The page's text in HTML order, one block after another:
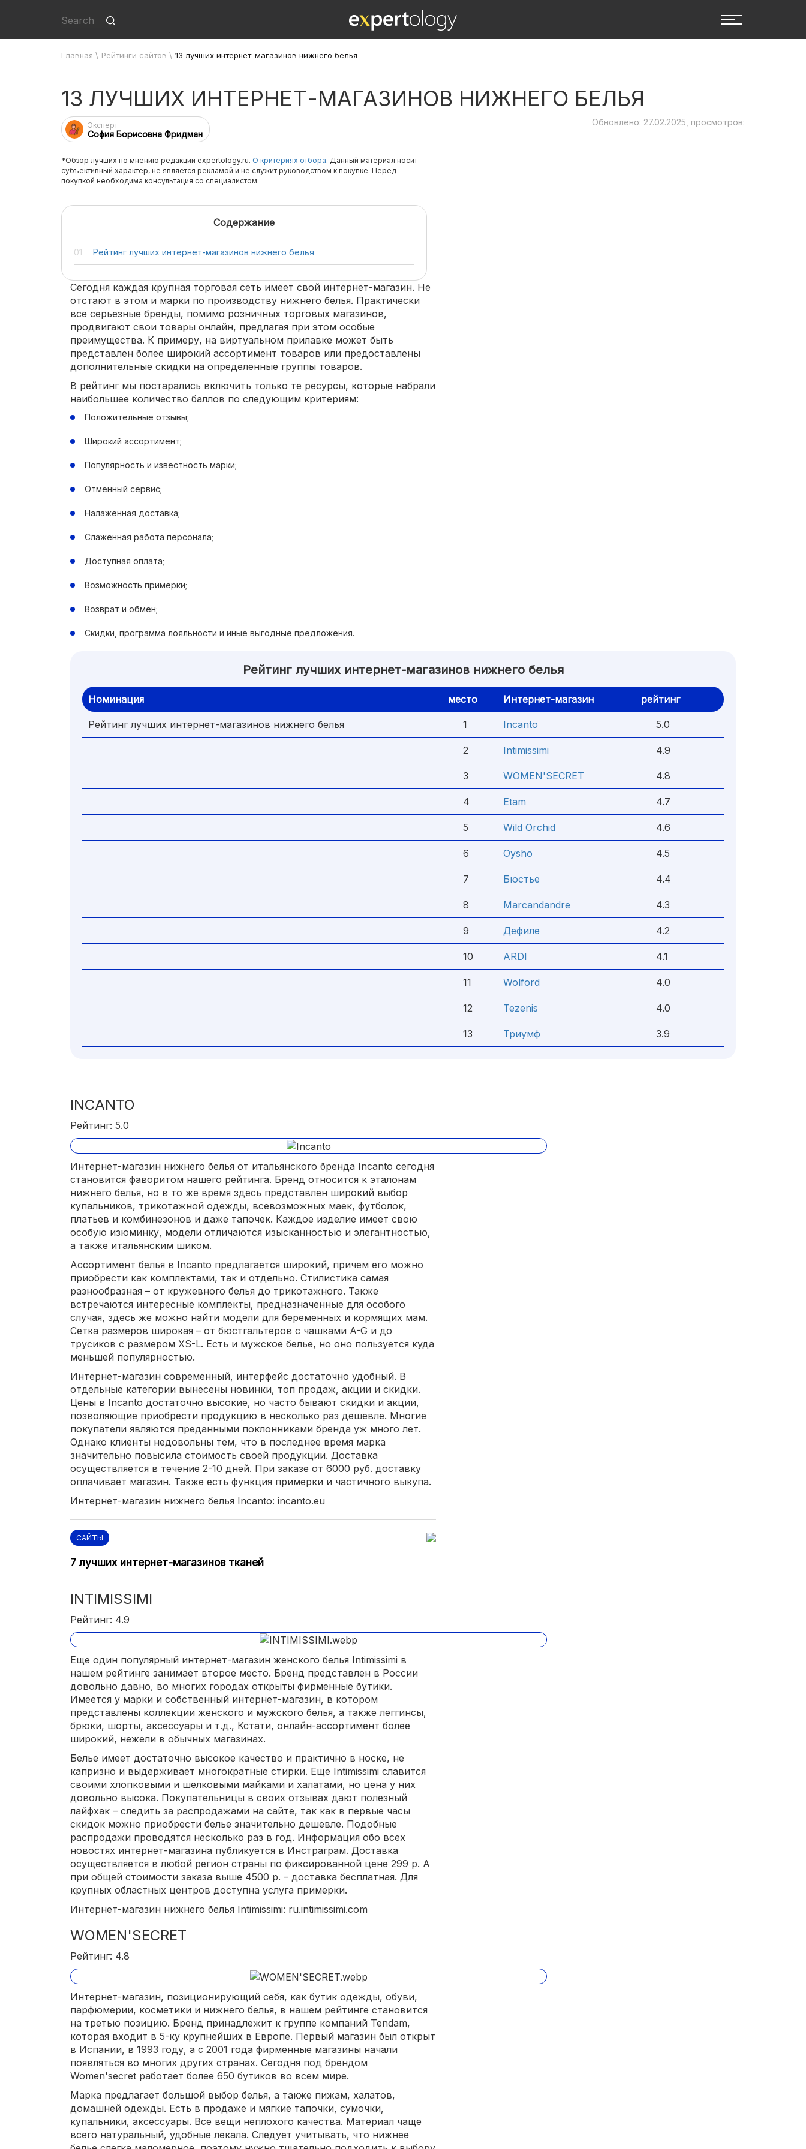
Главная \ Рейтинги сайтов \ 13 лучших интернет-магазинов нижнего белья
13 ЛУЧШИХ ИНТЕРНЕТ-МАГАЗИНОВ НИЖНЕГО БЕЛЬЯ
Эксперт
София Борисовна Фридман
Обновлено: 27.02.2025, просмотров:
*Обзор лучших по мнению редакции expertology.ru. О критериях отбора. Данный материал носит
субъективный характер, не является рекламой и не служит руководством к покупке. Перед
покупкой необходима консультация со специалистом.
Содержание
Рейтинг лучших интернет-магазинов нижнего белья
Сегодня каждая крупная торговая сеть имеет свой интернет-магазин. Не
отстают в этом и марки по производству нижнего белья. Практически
все серьезные бренды, помимо розничных торговых магазинов,
продвигают свои товары онлайн, предлагая при этом особые
преимущества. К примеру, на виртуальном прилавке может быть
представлен более широкий ассортимент товаров или предоставлены
дополнительные скидки на определенные группы товаров.
В рейтинг мы постарались включить только те ресурсы, которые набрали
наибольшее количество баллов по следующим критериям:
Положительные отзывы;
Широкий ассортимент;
Популярность и известность марки;
Отменный сервис;
Налаженная доставка;
Слаженная работа персонала;
Доступная оплата;
Возможность примерки;
Возврат и обмен;
Скидки, программа лояльности и иные выгодные предложения.
Рейтинг лучших интернет-магазинов нижнего белья
Номинация место Интернет-магазин рейтинг
Рейтинг лучших интернет-магазинов нижнего белья 1 Incanto 5.0
2 Intimissimi 4.9
3 WOMEN'SECRET 4.8
4 Etam 4.7
5 Wild Orchid 4.6
6 Oysho 4.5
7 Бюстье 4.4
8 Marcandandre 4.3
9 Дефиле 4.2
10 ARDI 4.1
11 Wolford 4.0
12 Tezenis 4.0
13 Триумф 3.9
INCANTO
Рейтинг: 5.0
Интернет-магазин нижнего белья от итальянского бренда Incanto сегодня
становится фаворитом нашего рейтинга. Бренд относится к эталонам
нижнего белья, но в то же время здесь представлен широкий выбор
купальников, трикотажной одежды, всевозможных маек, футболок,
платьев и комбинезонов и даже тапочек. Каждое изделие имеет свою
особую изюминку, модели отличаются изысканностью и элегантностью,
а также итальянским шиком.
Ассортимент белья в Incanto предлагается широкий, причем его можно
приобрести как комплектами, так и отдельно. Стилистика самая
разнообразная – от кружевного белья до трикотажного. Также
встречаются интересные комплекты, предназначенные для особого
случая, здесь же можно найти модели для беременных и кормящих мам.
Сетка размеров широкая – от бюстгальтеров с чашками A-G и до
трусиков с размером XS-L. Есть и мужское белье, но оно пользуется куда
меньшей популярностью.
Интернет-магазин современный, интерфейс достаточно удобный. В
отдельные категории вынесены новинки, топ продаж, акции и скидки.
Цены в Incanto достаточно высокие, но часто бывают скидки и акции,
позволяющие приобрести продукцию в несколько раз дешевле. Многие
покупатели являются преданными поклонниками бренда уж много лет.
Однако клиенты недовольны тем, что в последнее время марка
значительно повысила стоимость своей продукции. Доставка
осуществляется в течение 2-10 дней. При заказе от 6000 руб. доставку
оплачивает магазин. Также есть функция примерки и частичного выкупа.
Интернет-магазин нижнего белья Incanto: incanto.eu
САЙТЫ
7 лучших интернет-магазинов тканей
INTIMISSIMI
Рейтинг: 4.9
Еще один популярный интернет-магазин женского белья Intimissimi в
нашем рейтинге занимает второе место. Бренд представлен в России
довольно давно, во многих городах открыты фирменные бутики.
Имеется у марки и собственный интернет-магазин, в котором
представлены коллекции женского и мужского белья, а также леггинсы,
брюки, шорты, аксессуары и т.д., Кстати, онлайн-ассортимент более
широкий, нежели в обычных магазинах.
Белье имеет достаточно высокое качество и практично в носке, не
капризно и выдерживает многократные стирки. Еще Intimissimi славится
своими хлопковыми и шелковыми майками и халатами, но цена у них
довольно высока. Покупательницы в своих отзывах дают полезный
лайфхак – следить за распродажами на сайте, так как в первые часы
скидок можно приобрести белье значительно дешевле. Подобные
распродажи проводятся несколько раз в год. Информация обо всех
новостях интернет-магазина публикуется в Инстраграм. Доставка
осуществляется в любой регион страны по фиксированной цене 299 р. А
при общей стоимости заказа выше 4500 р. – доставка бесплатная. Для
крупных областных центров доступна услуга примерки.
Интернет-магазин нижнего белья Intimissimi: ru.intimissimi.com
WOMEN'SECRET
Рейтинг: 4.8
Интернет-магазин, позиционирующий себя, как бутик одежды, обуви,
парфюмерии, косметики и нижнего белья, в нашем рейтинге становится
на третью позицию. Бренд принадлежит к группе компаний Tendam,
которая входит в 5-ку крупнейших в Европе. Первый магазин был открыт
в Испании, в 1993 году, а с 2001 года фирменные магазины начали
появляться во многих других странах. Сегодня под брендом
Women'secret работает более 650 бутиков во всем мире.
Марка предлагает большой выбор белья, а также пижам, халатов,
домашней одежды. Есть в продаже и мягкие тапочки, сумочки,
купальники, аксессуары. Все вещи неплохого качества. Материал чаще
всего натуральный, удобные лекала. Следует учитывать, что нижнее